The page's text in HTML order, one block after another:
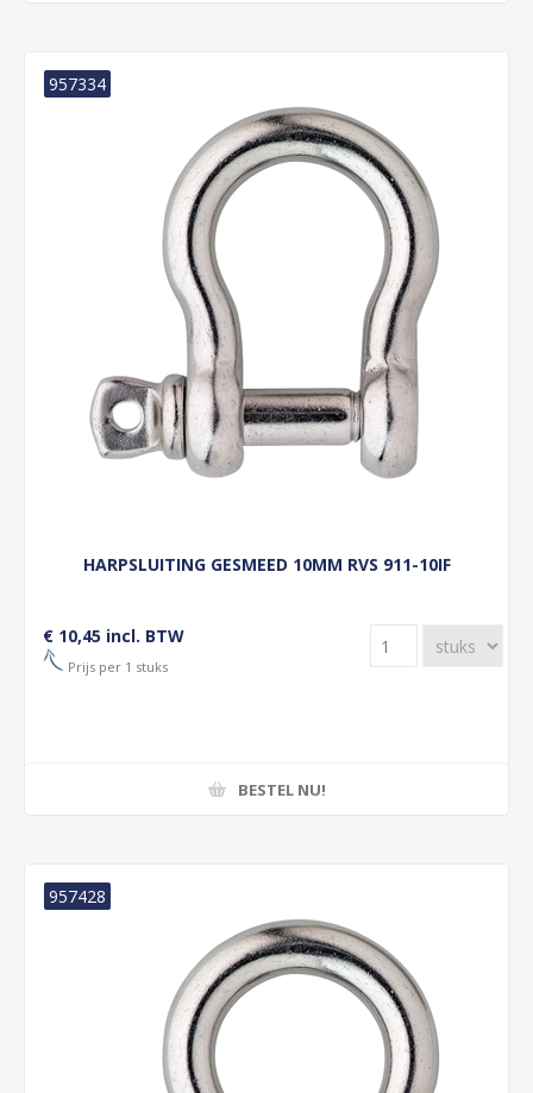
HARPSLUITING GESMEED 10MM RVS 911-10IF
957334
€ 10,45 incl. BTW
Prijs per 1 stuks
BESTEL NU!
957428